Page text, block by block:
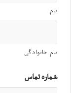
نام
نام خانوادگی
شماره تماس